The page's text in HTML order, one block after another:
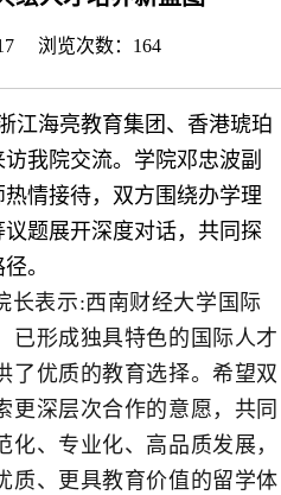
浏览次数： 164
江海亮教育集团、香港琥珀
我院交流。学院邓忠波副
情接待，双方围绕办学理
题展开深度对话，共同探
。
长表示:西南财经大学国际
已形成独具特色的国际人才
了优质的教育选择。希望双
更深层次合作的意愿，共同
、专业化、高品质发展，
质、更具教育价值的留学体